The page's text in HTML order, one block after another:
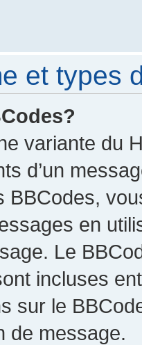
et types
variante du
d’un
BBCodes,
en
Le
incluses
sur le
de message.